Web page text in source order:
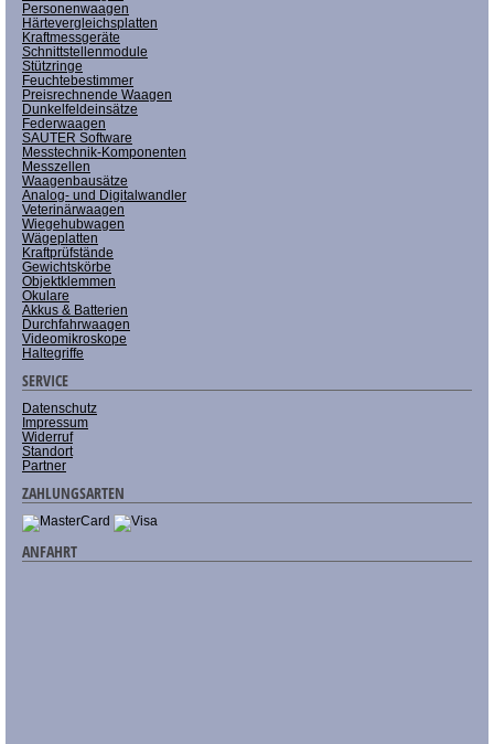
Personenwaagen
Härtevergleichsplatten
Kraftmessgeräte
Schnittstellenmodule
Stützringe
Feuchtebestimmer
Preisrechnende Waagen
Dunkelfeldeinsätze
Federwaagen
SAUTER Software
Messtechnik-Komponenten
Messzellen
Waagenbausätze
Analog- und Digitalwandler
Veterinärwaagen
Wiegehubwagen
Wägeplatten
Kraftprüfstände
Gewichtskörbe
Objektklemmen
Okulare
Akkus & Batterien
Durchfahrwaagen
Videomikroskope
Haltegriffe
SERVICE
Datenschutz
Impressum
Widerruf
Standort
Partner
ZAHLUNGSARTEN
ANFAHRT